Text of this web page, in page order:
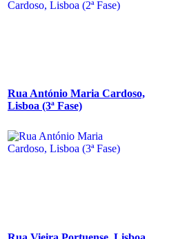
Rua António Maria Cardoso,
Lisboa (3ª Fase)